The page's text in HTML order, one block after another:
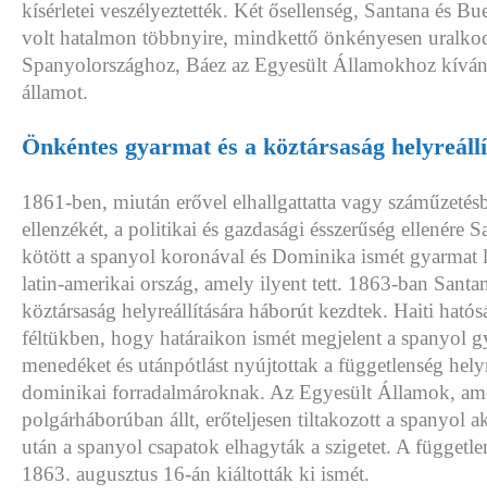
kísérletei veszélyeztették. Két ősellenség, Santana és
volt hatalmon többnyire, mindkettő önkényesen
Spanyolországhoz, Báez az Egyesült Államokhoz
államot.
Önkéntes gyarmat és a köztársaság
1861-ben, miután erővel elhallgattatta vagy
ellenzékét, a politikai és gazdasági ésszerűség ellenére
kötött a spanyol koronával és Dominika ismét gyarmat
latin-amerikai ország, amely ilyent tett. 1863-ban
köztársaság helyreállítására háborút kezdtek. Haiti
féltükben, hogy határaikon ismét megjelent a spanyol
menedéket és utánpótlást nyújtottak a függetlenség
dominikai forradalmároknak. Az Egyesült Államok,
polgárháborúban állt, erőteljesen tiltakozott a spanyol
után a spanyol csapatok elhagyták a szigetet. A
1863. augusztus 16-án kiáltották ki ismét.